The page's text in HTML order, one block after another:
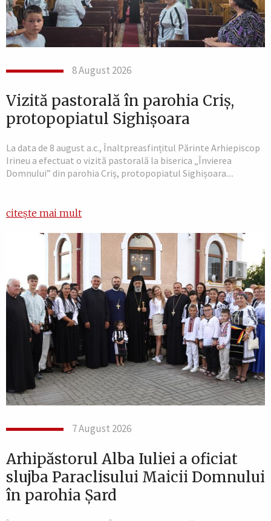
8 August 2026
Vizită pastorală în parohia Criș,
protopopiatul Sighișoara
La data de 8 august a.c., Înaltpreasfințitul Părinte Arhiepiscop
Irineu a efectuat o vizită pastorală la biserica „Învierea
Domnului” din parohia Criș, protopopiatul Sighișoara....
citește mai mult
7 August 2026
Arhipăstorul Alba Iuliei a oficiat
slujba Paraclisului Maicii Domnului
în parohia Șard